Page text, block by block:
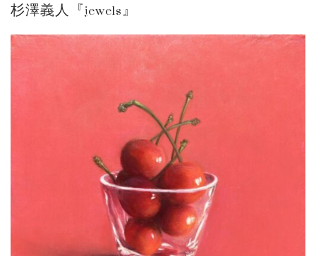
ご案内
2026.2.17
ご案内
ギャラリーシーズ「秋の美術散歩 京都・大...
杉澤義人『jewels』